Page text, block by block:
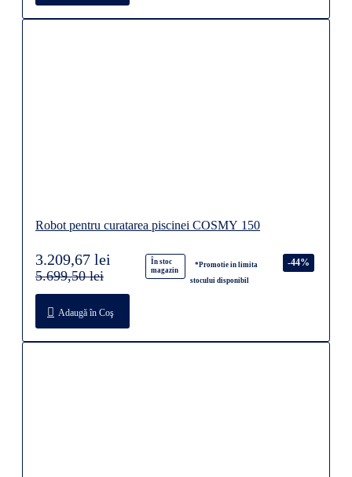
Robot pentru curatarea piscinei COSMY 150
În stoc
magazin
*Promotie in limita
stocului disponibil
-44%
3.209,67 lei
5.699,50 lei
Adaugă în Coş